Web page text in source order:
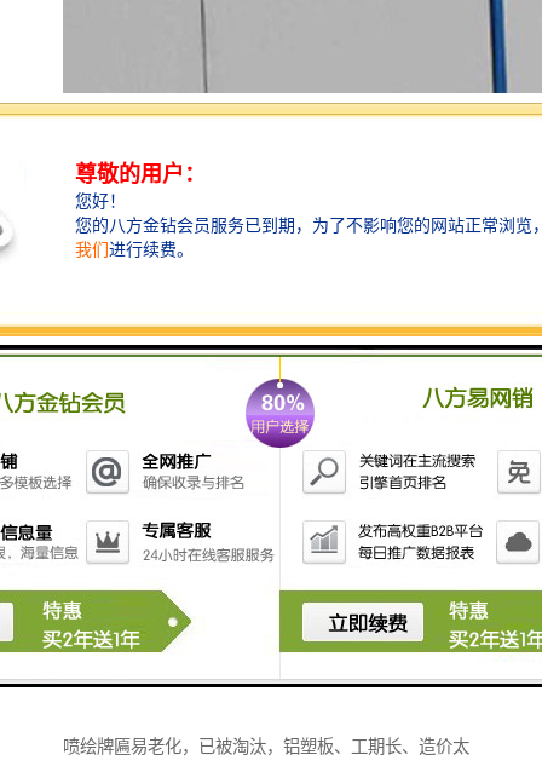
(1)、色彩丰富、鲜亮不退色。
近30多种色彩供您选择，常用颜色一般在10种以内，色
彩可以定制因采用漆高温喷涂，所以色彩持久性和饱和
度比一般材料延长5倍以上。
喷绘牌匾易老化，已被淘汰，铝塑板、工期长、造价太